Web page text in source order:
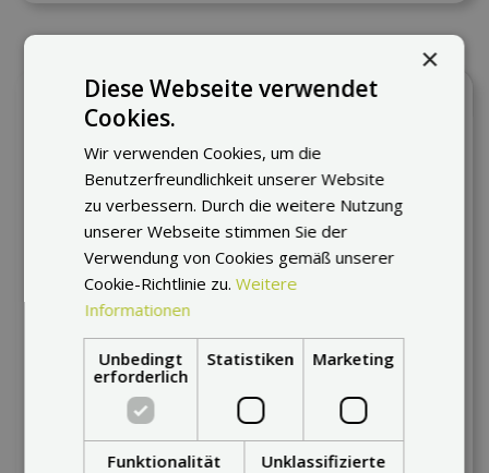
In den Vergleich
Kingsong S18 Schlauch
Express- Lieferung
×
Diese Webseite verwendet
Cookies.
Wir verwenden Cookies, um die
Benutzerfreundlichkeit unserer Website
zu verbessern. Durch die weitere Nutzung
unserer Webseite stimmen Sie der
Verwendung von Cookies gemäß unserer
Cookie-Richtlinie zu.Weitere
Informationen
Unbedingt
erforderlich
Statistiken Marketing
Funktionalität Unklassifizierte